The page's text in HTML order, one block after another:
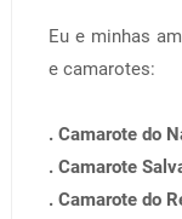
Eu e minhas
e camarotes:
. Camarote do
. Camarote
. Camarote do